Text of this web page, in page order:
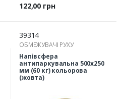
Ціна
122,00 грн
39314
ОБМЕЖУВАЧІ РУХУ
Напівсфера
антипаркувальна 500х250
мм (60 кг) кольорова
(жовта)